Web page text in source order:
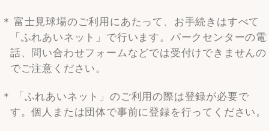
富士見球場のご利用にあたって、お手続きはすべて
「ふれあいネット」で行います。パークセンターの電
話、問い合わせフォームなどでは受付けできませんの
でご注意ください。
「ふれあいネット」のご利用の際は登録が必要で
す。個人または団体で事前に登録を行ってください。